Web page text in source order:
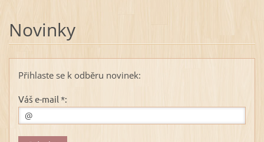
Novinky
Přihlaste se k odběru novinek:
Váš e-mail *: